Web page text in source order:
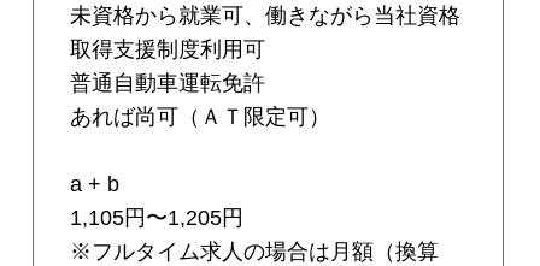
未資格から就業可、働きながら当社資格
取得支援制度利用可
普通自動車運転免許
あれば尚可（ＡＴ限定可）
a + b
1,105円〜1,205円
※フルタイム求人の場合は月額（換算